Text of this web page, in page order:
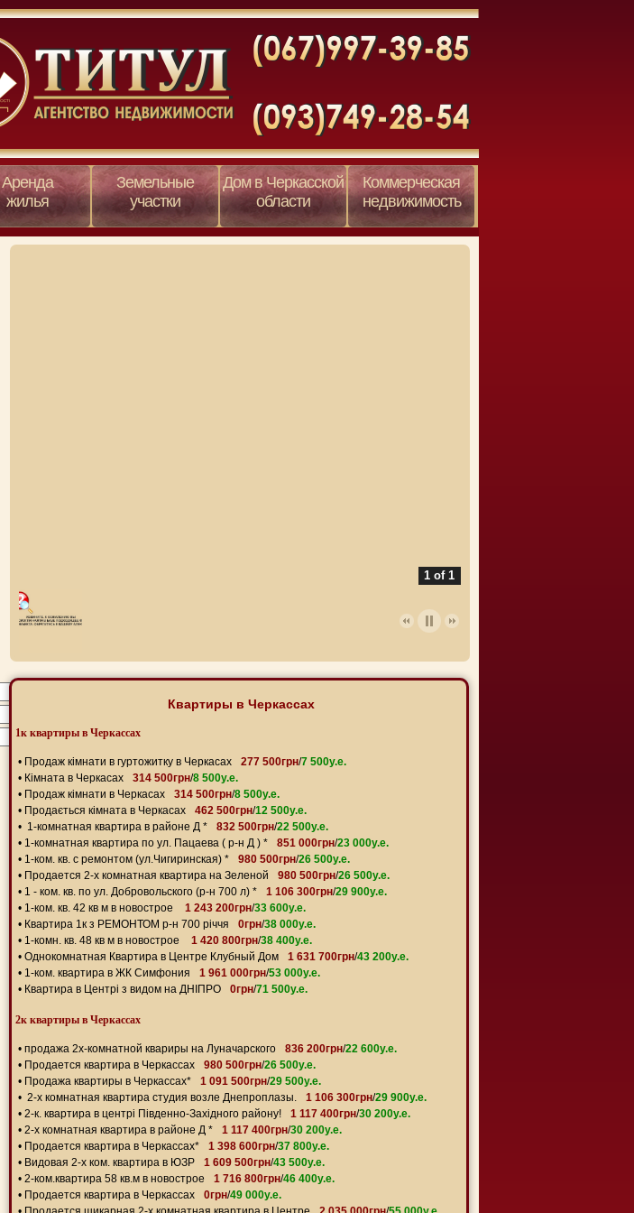
Аренда
жилья
Земельные
участки
Дом в Черкасской
области
Коммерческая
недвижимость
1 of 1
Квартиры в Черкассах
1к квартиры в Черкассах
• Продаж кімнати в гуртожитку в Черкасах 277 500грн/7 500y.e.
• Кімната в Черкасах 314 500грн/8 500y.e.
• Продаж кімнати в Черкасах 314 500грн/8 500y.e.
• Продається кімната в Черкасах 462 500грн/12 500y.e.
• 1-комнатная квартира в районе Д * 832 500грн/22 500y.e.
• 1-комнатная квартира по ул. Пацаева ( р-н Д ) * 851 000грн/23 000y.e.
• 1-ком. кв. с ремонтом (ул.Чигиринская) * 980 500грн/26 500y.e.
• Продается 2-х комнатная квартира на Зеленой 980 500грн/26 500y.e.
• 1 - ком. кв. по ул. Добровольского (р-н 700 л) * 1 106 300грн/29 900y.e.
• 1-ком. кв. 42 кв м в новострое 1 243 200грн/33 600y.e.
• Квартира 1к з РЕМОНТОМ р-н 700 річчя 0грн/38 000y.e.
• 1-комн. кв. 48 кв м в новострое 1 420 800грн/38 400y.e.
• Однокомнатная Квартира в Центре Клубный Дом 1 631 700грн/43 200y.e.
• 1-ком. квартира в ЖК Симфония 1 961 000грн/53 000y.e.
• Квартира в Центрі з видом на ДНІПРО 0грн/71 500y.e.
2к квартиры в Черкассах
• продажа 2х-комнатной квариры на Луначарского 836 200грн/22 600y.e.
• Продается квартира в Черкассах 980 500грн/26 500y.e.
• Продажа квартиры в Черкассах* 1 091 500грн/29 500y.e.
• 2-х комнатная квартира студия возле Днепроплазы. 1 106 300грн/29 900y.e.
• 2-к. квартира в центрі Південно-Західного району! 1 117 400грн/30 200y.e.
• 2-х комнатная квартира в районе Д * 1 117 400грн/30 200y.e.
• Продается квартира в Черкассах* 1 398 600грн/37 800y.e.
• Видовая 2-х ком. квартира в ЮЗР 1 609 500грн/43 500y.e.
• 2-ком.квартира 58 кв.м в новострое 1 716 800грн/46 400y.e.
• Продается квартира в Черкассах 0грн/49 000y.e.